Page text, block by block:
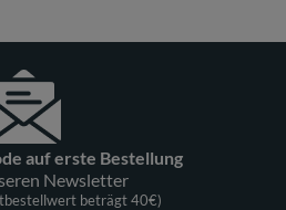
auf erste Bestellung
Newsletter
beträgt 40€)